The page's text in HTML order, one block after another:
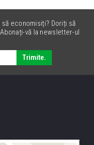
economisiți? Doriți să
vă la newsletter-ul
Trimite.